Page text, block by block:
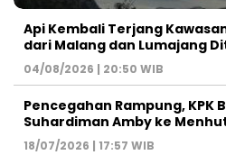
Api Kembali Terjang
dari Malang dan Lumajang
04/08/2026 | 20:50 WIB
Pencegahan Rampung, KPK
Suhardiman Amby ke
18/07/2026 | 17:57 WIB